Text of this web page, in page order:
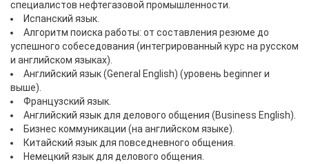
специалистов нефтегазовой промышленности.
Испанский язык.
Алгоритм поиска работы: от составления резюме до
успешного собеседования (интегрированный курс на русском
и английском языках).
Английский язык (General English) (уровень beginner и
выше).
Французский язык.
Английский язык для делового общения (Business English).
Бизнес коммуникации (на английском языке).
Китайский язык для повседневного общения.
Немецкий язык для делового общения.